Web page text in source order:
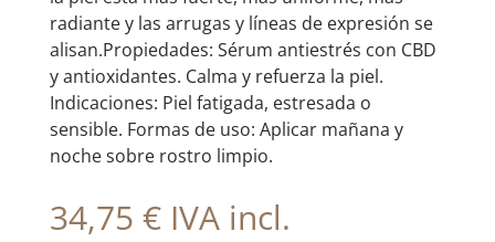
radiante y las arrugas y líneas de expresión se
alisan.Propiedades: Sérum antiestrés con CBD
y antioxidantes. Calma y refuerza la piel.
Indicaciones: Piel fatigada, estresada o
sensible. Formas de uso: Aplicar mañana y
noche sobre rostro limpio.
34,75 € IVA incl.